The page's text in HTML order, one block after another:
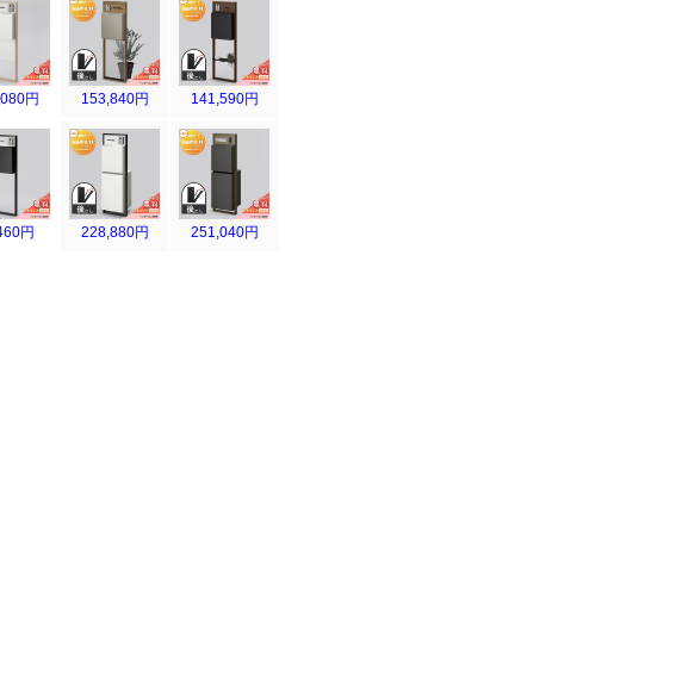
円 153,840円 141,590円
円 228,880円 251,040円